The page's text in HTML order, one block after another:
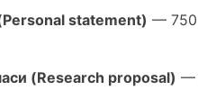
statement) — 750
(Research proposal) —